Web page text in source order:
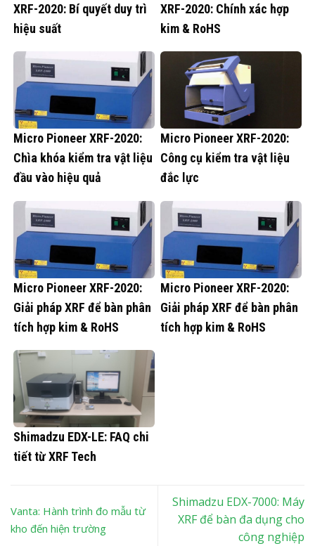
XRF-2020: Bí quyết duy trì
hiệu suất
XRF-2020: Chính xác hợp
kim & RoHS
Micro Pioneer XRF-2020:
Chìa khóa kiểm tra vật liệu
đầu vào hiệu quả
Micro Pioneer XRF-2020:
Công cụ kiểm tra vật liệu
đắc lực
Micro Pioneer XRF-2020:
Giải pháp XRF để bàn phân
tích hợp kim & RoHS
Micro Pioneer XRF-2020:
Giải pháp XRF để bàn phân
tích hợp kim & RoHS
Shimadzu EDX-LE: FAQ chi
tiết từ XRF Tech
Vanta: Hành trình đo mẫu từ
kho đến hiện trường
Shimadzu EDX-7000: Máy
XRF để bàn đa dụng cho
công nghiệp